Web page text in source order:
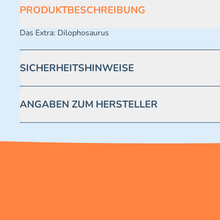
PRODUKTBESCHREIBUNG
Das Extra: Dilophosaurus
SICHERHEITSHINWEISE
ANGABEN ZUM HERSTELLER